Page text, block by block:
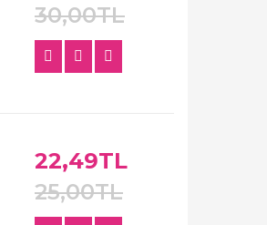
30,00TL
22,49TL
25,00TL